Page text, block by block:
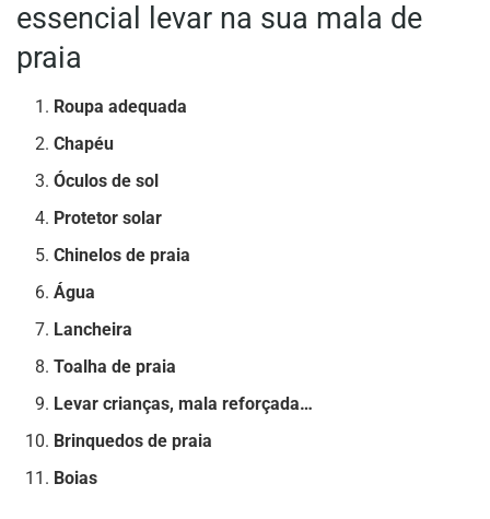
essencial levar na sua mala de
praia
Roupa adequada
Chapéu
Óculos de sol
Protetor solar
Chinelos de praia
Água
Lancheira
Toalha de praia
Levar crianças, mala reforçada…
Brinquedos de praia
Boias